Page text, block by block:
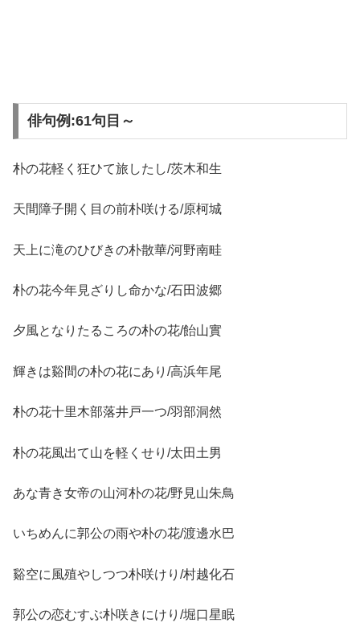
俳句例:61句目～
朴の花軽く狂ひて旅したし/茨木和生
天間障子開く目の前朴咲ける/原柯城
天上に滝のひびきの朴散華/河野南畦
朴の花今年見ざりし命かな/石田波郷
夕風となりたるころの朴の花/飴山實
輝きは谿間の朴の花にあり/高浜年尾
朴の花十里木部落井戸一つ/羽部洞然
朴の花風出て山を軽くせり/太田土男
あな青き女帝の山河朴の花/野見山朱鳥
いちめんに郭公の雨や朴の花/渡邊水巴
谿空に風殖やしつつ朴咲けり/村越化石
郭公の恋むすぶ朴咲きにけり/堀口星眠